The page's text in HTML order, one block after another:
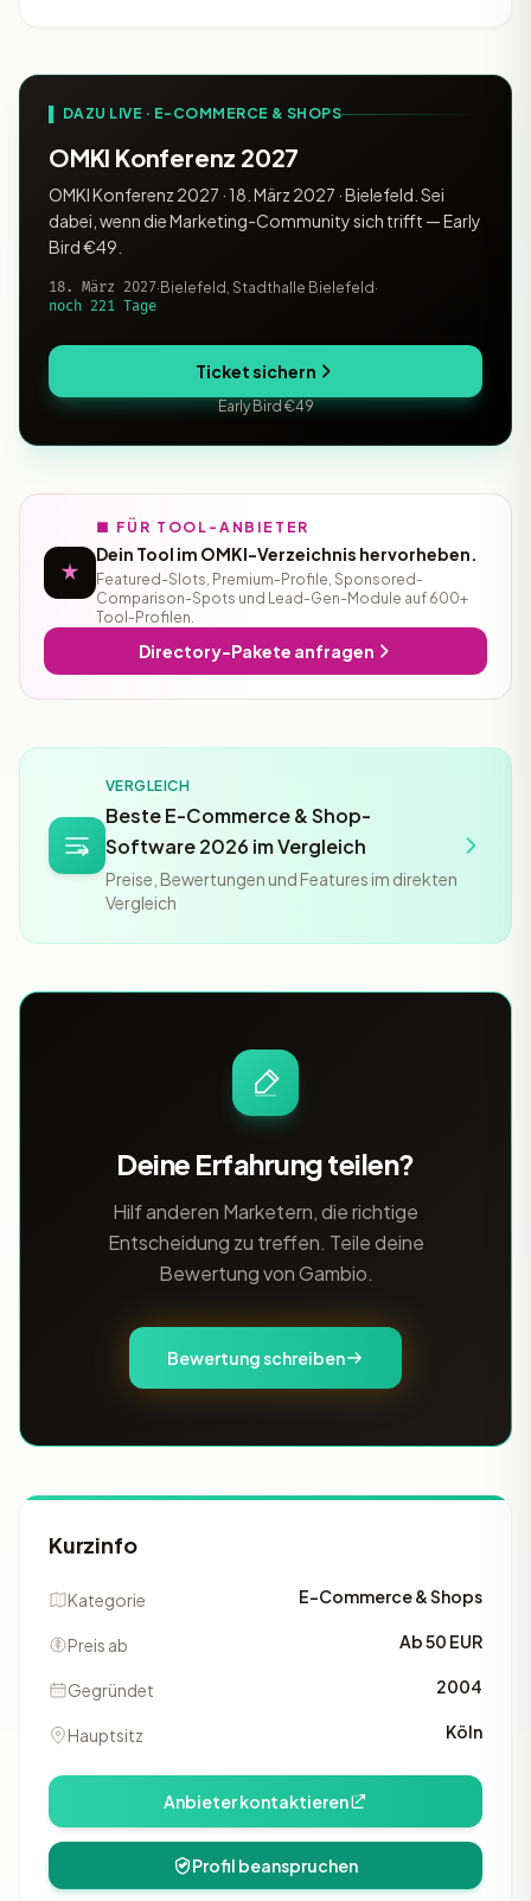
▌ DAZU LIVE · E-COMMERCE & SHOPS
OMKI Konferenz 2027
OMKI Konferenz 2027 · 18. März 2027 · Bielefeld. Sei
dabei, wenn die Marketing-Community sich trifft — Early
Bird €49.
18. März 2027· Bielefeld, Stadthalle Bielefeld ·
noch 221 Tage
Ticket sichern
Early Bird €49
■ FÜR TOOL-ANBIETER
Dein Tool im OMKI-Verzeichnis hervorheben.
Featured-Slots, Premium-Profile, Sponsored-
Comparison-Spots und Lead-Gen-Module auf 600+
Tool-Profilen.
Directory-Pakete anfragen
VERGLEICH
Beste E-Commerce & Shop-
Software 2026 im Vergleich
Preise, Bewertungen und Features im direkten
Vergleich
Deine Erfahrung teilen?
Hilf anderen Marketern, die richtige
Entscheidung zu treffen. Teile deine
Bewertung von Gambio.
Bewertung schreiben
Kurzinfo
Kategorie E-Commerce & Shops
Preis ab Ab 50 EUR
Gegründet 2004
Hauptsitz Köln
Anbieter kontaktieren
Profil beanspruchen